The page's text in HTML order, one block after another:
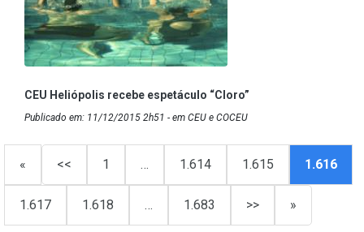
CEU Heliópolis recebe espetáculo “Cloro”
Publicado em: 11/12/2015 2h51 - em CEU e COCEU
« << 1 … 1.614 1.615 1.616
1.617 1.618 … 1.683 >> »